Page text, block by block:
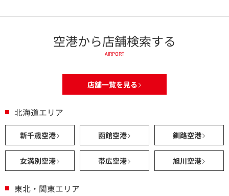
空港から店舗検索する
AIRPORT
店舗一覧を見る
北海道エリア
新千歳空港 函館空港 釧路空港
女満別空港 帯広空港 旭川空港
東北・関東エリア